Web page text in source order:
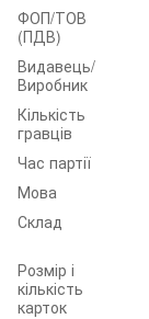
ФОП/ТОВ
(ПДВ)
Видавець/
Виробник
Кількість
гравців
Час партії
Мова
Склад
Розмір і
кількість
карток